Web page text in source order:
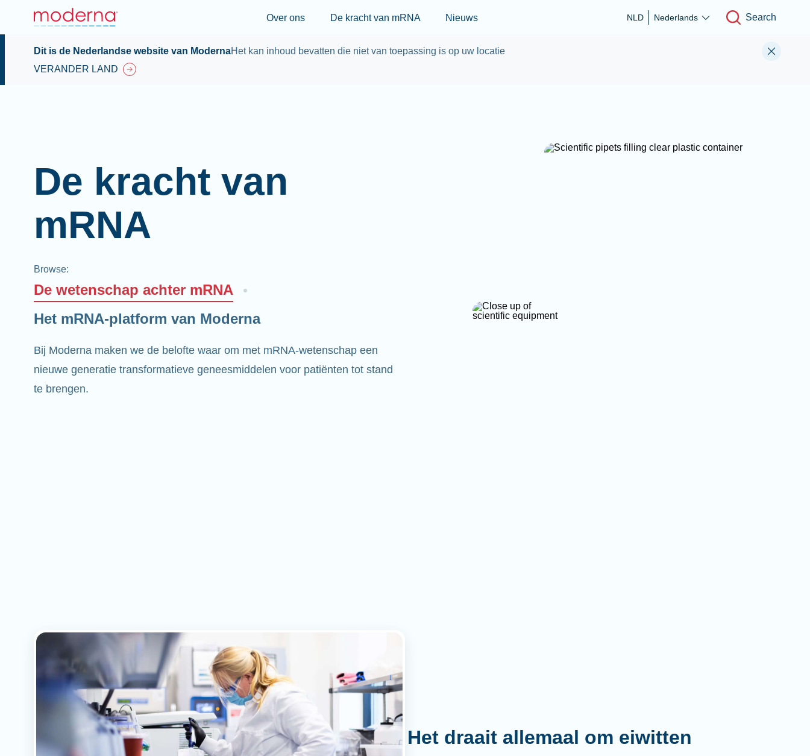
Skip to main content
Over ons De kracht van mRNA Nieuws NLD Nederlands Search
Dit is de Nederlandse website van ModernaHet kan inhoud bevatten die niet van toepassing is op uw locatie
VERANDER LAND
De kracht van
mRNA
Browse:
De wetenschap achter mRNA
Het mRNA-platform van Moderna
Bij Moderna maken we de belofte waar om met mRNA-wetenschap een
nieuwe generatie transformatieve geneesmiddelen voor patiënten tot stand
te brengen.
Het draait allemaal om eiwitten